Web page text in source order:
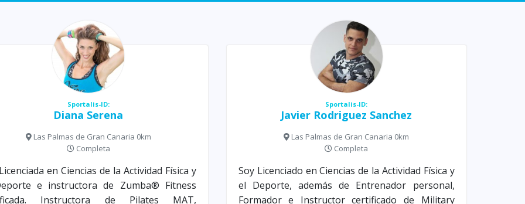
Sportalis-ID:
Diana Serena
Las Palmas de Gran Canaria 0km
Completa
en Ciencias de la Actividad Física y
e instructora de Zumba® Fitness
Instructora de Pilates MAT,
Sportalis-ID:
Javier Rodriguez Sanchez
Las Palmas de Gran Canaria 0km
Completa
Soy Licenciado en Ciencias de la Actividad Física y
el Deporte, además de Entrenador personal,
Formador e Instructor certificado de Military